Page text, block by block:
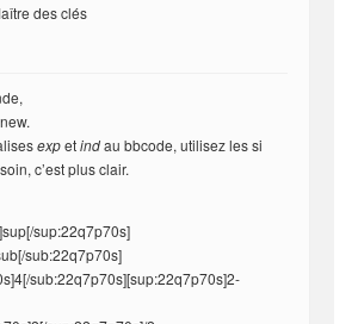
des clés
expetindau bbcode, utilisez les si
c’est plus clair.
sup:22q7p70s]
sub:22q7p70s]
sub:22q7p70s][sup:22q7p70s]2-